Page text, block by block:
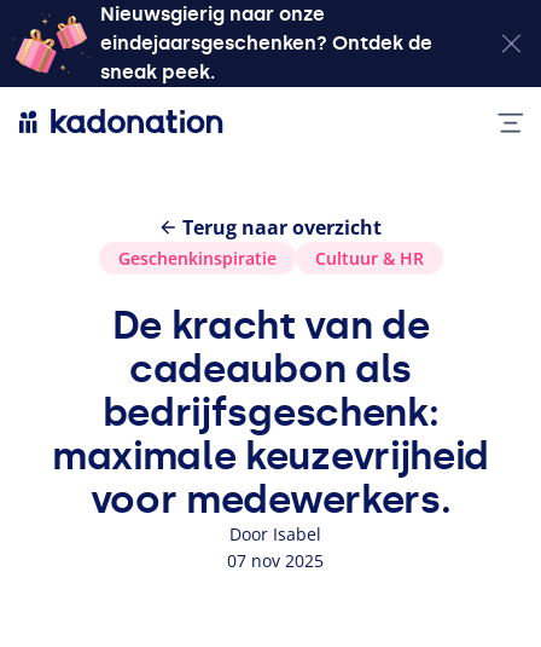
Nieuwsgierig naar onze
eindejaarsgeschenken? Ontdek de
sneak peek.
Terug naar overzicht
Geschenkinspiratie Cultuur & HR
De kracht van de
cadeaubon als
bedrijfsgeschenk:
maximale keuzevrijheid
voor medewerkers.
Door Isabel
07 nov 2025